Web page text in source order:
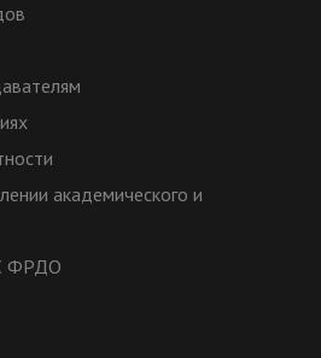
академического и
ФРДО